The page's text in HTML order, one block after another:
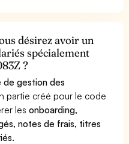
désirez avoir un
spécialement
?
de gestion des
partie créé pour le code
lesonboarding,
notes de frais, titres